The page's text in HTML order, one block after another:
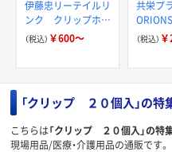
伊藤忠リーテイルリ
ンク クリップホル
ダー／プラスチック
（税込） ￥600～
共栄プ
ックス
ップ 5
（税込）
「クリップ ２０個入」の特
こちらは「クリップ ２０個入」の特
現場用品/医療・介護用品の通販です。